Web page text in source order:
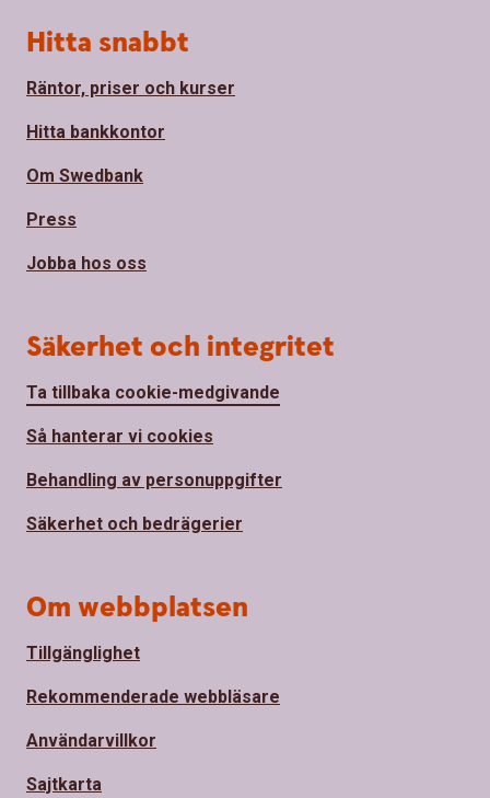
Hitta snabbt
Räntor, priser och kurser
Hitta bankkontor
Om Swedbank
Press
Jobba hos oss
Säkerhet och integritet
Ta tillbaka cookie-medgivande
Så hanterar vi cookies
Behandling av personuppgifter
Säkerhet och bedrägerier
Om webbplatsen
Tillgänglighet
Rekommenderade webbläsare
Användarvillkor
Sajtkarta